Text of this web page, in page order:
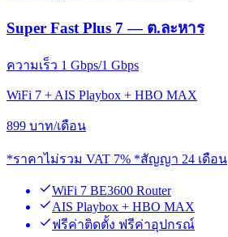
Super Fast Plus 7 — ต.ละหาร
ความเร็ว 1 Gbps/1 Gbps
WiFi 7 + AIS Playbox + HBO MAX
899 บาท/เดือน
*ราคาไม่รวม VAT 7% *สัญญา 24 เดือน
WiFi 7 BE3600 Router
AIS Playbox + HBO MAX
ฟรีค่าติดตั้ง ฟรีค่าอุปกรณ์